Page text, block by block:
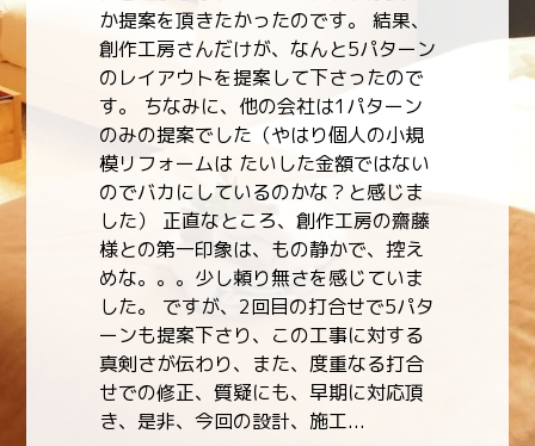
築を設計していただき建てることがで
きました。 家が欲しい、予算はある程
度きまっている、けれどどうやって探
し始めようと迷っている方には特にお
すすめできるところです。
webuser_664796890